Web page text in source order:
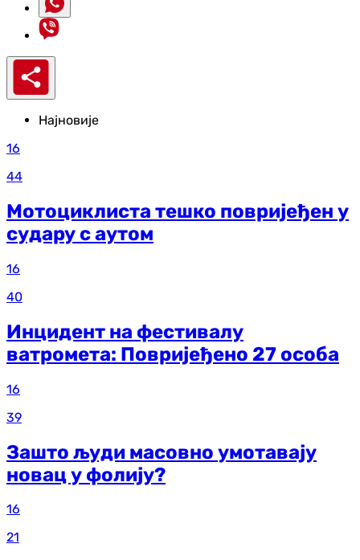
Најновије
16
44
Мотоциклиста тешко повријеђен у
судару с аутом
16
40
Инцидент на фестивалу
ватромета: Повријеђено 27 особа
16
39
Зашто људи масовно умотавају
новац у фолију?
16
21